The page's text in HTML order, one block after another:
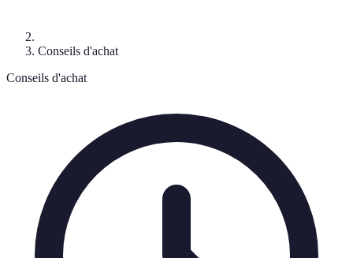
Conseils d'achat
Conseils d'achat